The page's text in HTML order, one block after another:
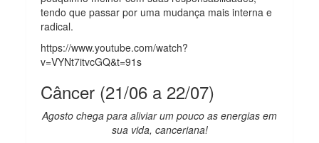
tendo que passar por uma mudança mais interna e
radical.
https://www.youtube.com/watch?
v=VYNt7itvcGQ&t=91s
Câncer (21/06 a 22/07)
Agosto chega para aliviar um pouco as energias em
sua vida, canceriana!